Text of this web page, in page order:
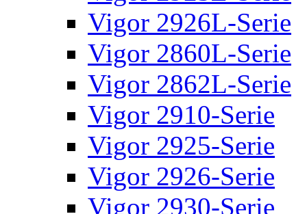
Vigor 2926L-Serie
Vigor 2860L-Serie
Vigor 2862L-Serie
Vigor 2910-Serie
Vigor 2925-Serie
Vigor 2926-Serie
Vigor 2930-Serie